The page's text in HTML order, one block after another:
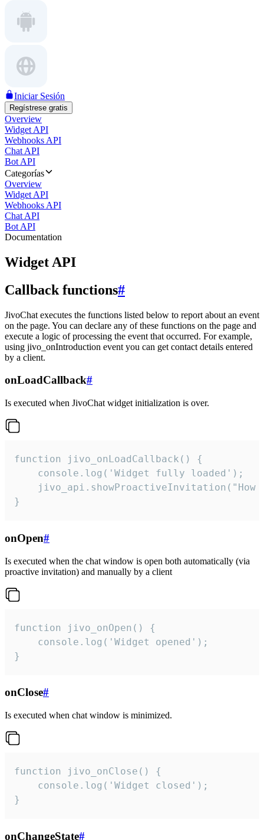
Iniciar Sesión
Regístrese gratis
Overview
Widget API
Webhooks API
Chat API
Bot API
Categorías
Overview
Widget API
Webhooks API
Chat API
Bot API
Documentation
Widget API
Callback functions#
JivoChat executes the functions listed below to report about an event
on the page. You can declare any of these functions on the page and
execute a logic of processing the event that occurred. For example,
using jivo_onIntroduction event you can get contact details entered
by a client.
onLoadCallback#
Is executed when JivoChat widget initialization is over.
function jivo_onLoadCallback() {
    console.log('Widget fully loaded');
jivo_api.showProactiveInvitation("How
}
onOpen#
Is executed when the chat window is open both automatically (via
proactive invitation) and manually by a client
function jivo_onOpen() {
    console.log('Widget opened');
}
onClose#
Is executed when chat window is minimized.
function jivo_onClose() {
    console.log('Widget closed');
}
onChangeState#